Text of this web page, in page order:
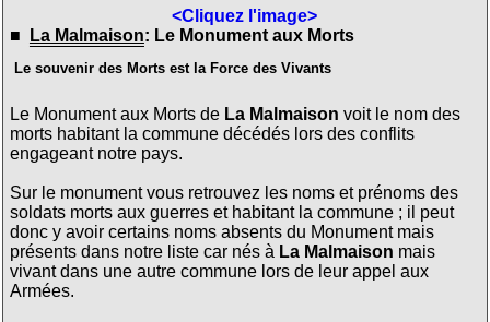
<Cliquez l'image>
■
La Malmaison: Le Monument aux Morts
Le souvenir des Morts est la Force des Vivants
Le Monument aux Morts de La Malmaison voit le nom des
morts habitant la commune décédés lors des conflits
engageant notre pays.
Sur le monument vous retrouvez les noms et prénoms des
soldats morts aux guerres et habitant la commune ; il peut
donc y avoir certains noms absents du Monument mais
présents dans notre liste car nés à La Malmaison mais
vivant dans une autre commune lors de leur appel aux
Armées.